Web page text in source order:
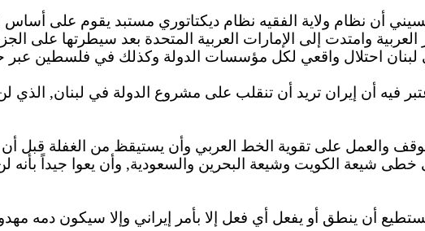
أن نظام ولاية الفقيه نظام ديكتاتوري مستبد يقوم على أساس
العربية وامتدت إلى الإمارات العربية المتحدة بعد سيطرتها على
لبنان احتلال واقعي لكل مؤسسات الدولة وكذلك في فلسطين عبر
فيه أن إيران تريد أن تنقلب على مشروع الدولة في لبنان, الذي
والعمل على تقوية الخط العربي وأن يستيقظ من الغفلة قبل
خطى شيعة الكويت وشيعة البحرين والسعودية, وأن يعوا جيداً
أن ينطق أو يفعل أي فعل إلا بأمر إيراني وإلا سيكون دمه